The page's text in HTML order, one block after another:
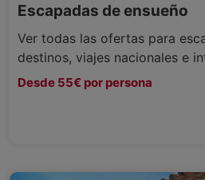
Escapadas de ensueño
Ver todas las ofertas para
destinos, viajes nacionales e
Desde 55€ por persona